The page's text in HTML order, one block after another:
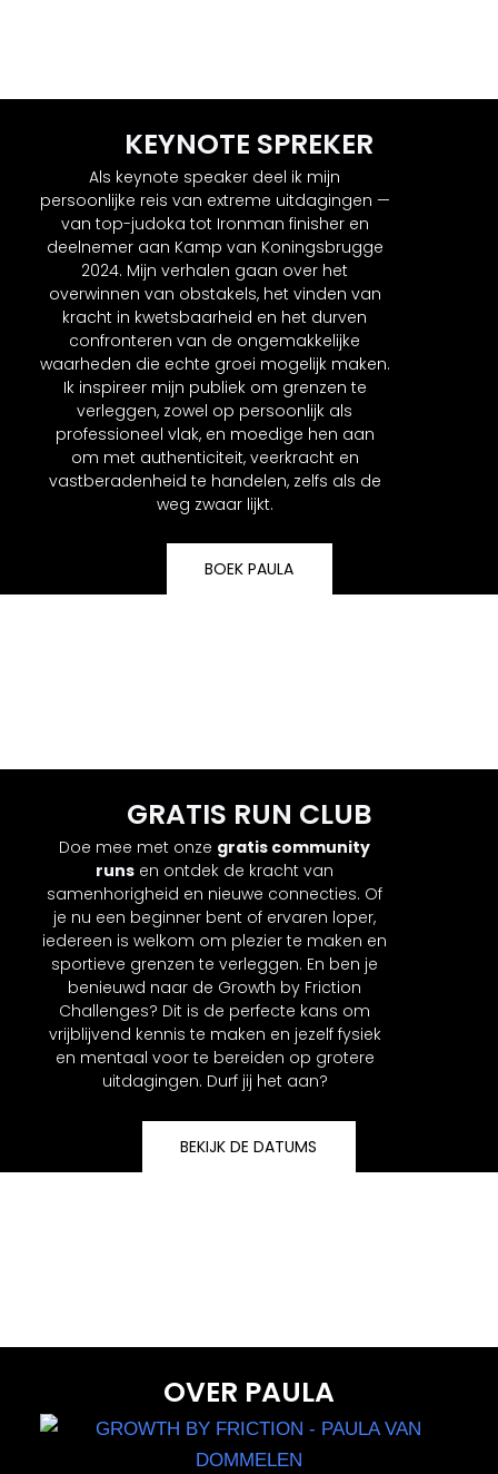
KEYNOTE SPREKER
Als keynote speaker deel ik mijn
persoonlijke reis van extreme uitdagingen —
van top-judoka tot Ironman finisher en
deelnemer aan Kamp van Koningsbrugge
2024. Mijn verhalen gaan over het
overwinnen van obstakels, het vinden van
kracht in kwetsbaarheid en het durven
confronteren van de ongemakkelijke
waarheden die echte groei mogelijk maken.
Ik inspireer mijn publiek om grenzen te
verleggen, zowel op persoonlijk als
professioneel vlak, en moedige hen aan
om met authenticiteit, veerkracht en
vastberadenheid te handelen, zelfs als de
weg zwaar lijkt.
BOEK PAULA
GRATIS RUN CLUB
Doe mee met onze gratis community
runs en ontdek de kracht van
samenhorigheid en nieuwe connecties. Of
je nu een beginner bent of ervaren loper,
iedereen is welkom om plezier te maken en
sportieve grenzen te verleggen. En ben je
benieuwd naar de Growth by Friction
Challenges? Dit is de perfecte kans om
vrijblijvend kennis te maken en jezelf fysiek
en mentaal voor te bereiden op grotere
uitdagingen. Durf jij het aan?
BEKIJK DE DATUMS
OVER PAULA